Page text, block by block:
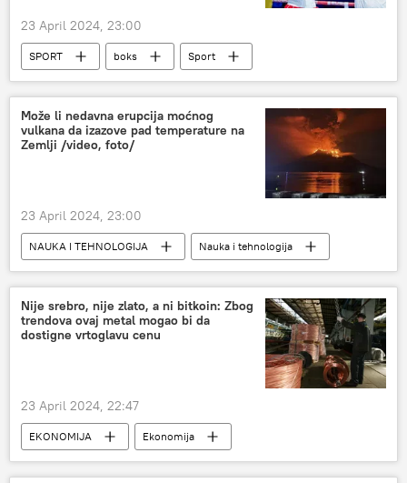
23 April 2024, 23:00
SPORT boks
Sport
Ostali sportovi
Može li nedavna erupcija moćnog
vulkana da izazove pad temperature na
Zemlji /video, foto/
23 April 2024, 23:00
NAUKA I TEHNOLOGIJA
Nauka i tehnologija
Društvo
Nesreće i prirodne katastrofe
Svet
Indonezija
Nije srebro, nije zlato, a ni bitkoin: Zbog
trendova ovaj metal mogao bi da
dostigne vrtoglavu cenu
23 April 2024, 22:47
EKONOMIJA
Ekonomija
Svet – ekonomija
Energetika